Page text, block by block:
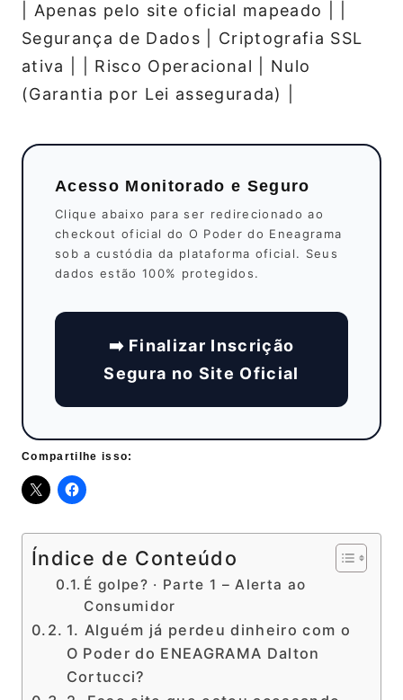
| Apenas pelo site oficial mapeado | |
Segurança de Dados | Criptografia SSL
ativa | | Risco Operacional | Nulo
(Garantia por Lei assegurada) |
Acesso Monitorado e Seguro
Clique abaixo para ser redirecionado ao
checkout oficial do O Poder do Eneagrama
sob a custódia da plataforma oficial. Seus
dados estão 100% protegidos.
➡️ Finalizar Inscrição
Segura no Site Oficial
Compartilhe isso:
Índice de Conteúdo
É golpe? · Parte 1 – Alerta ao
Consumidor
1. Alguém já perdeu dinheiro com o
O Poder do ENEAGRAMA Dalton
Cortucci?